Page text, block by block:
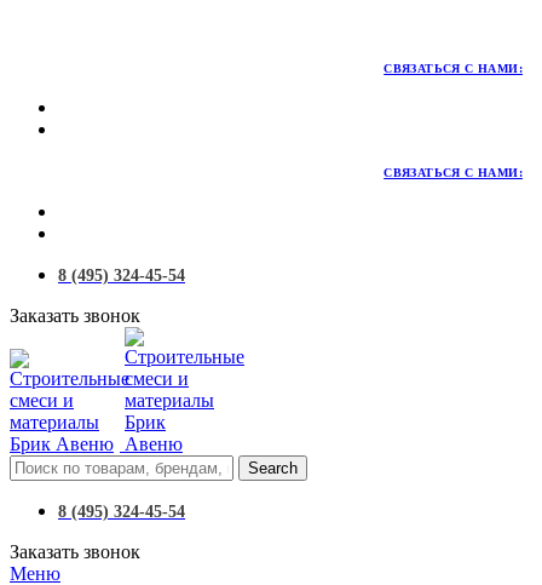
СВЯЗАТЬСЯ С НАМИ:
СВЯЗАТЬСЯ С НАМИ:
8 (495) 324-45-54
Заказать звонок
Search
8 (495) 324-45-54
Заказать звонок
Меню